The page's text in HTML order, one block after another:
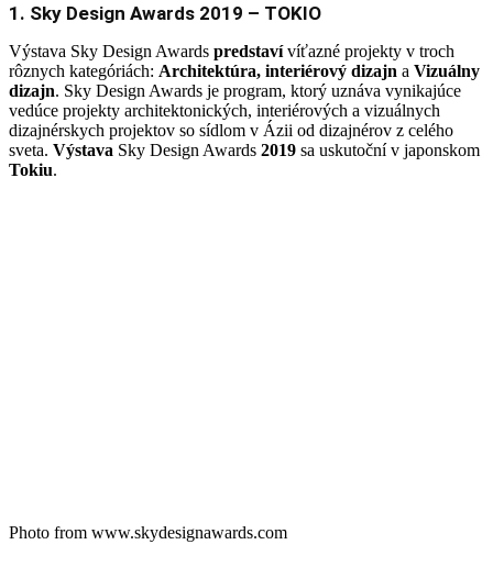
1. Sky Design Awards 2019 – TOKIO
Výstava Sky Design Awards predstavívíťazné projekty v troch
rôznych kategóriách: Architektúra, interiérový dizajn a Vizuálny
dizajn. Sky Design Awards je program, ktorý uznáva vynikajúce
vedúce projekty architektonických, interiérových a vizuálnych
dizajnérskych projektov so sídlom v Ázii od dizajnérov z celého
sveta. Výstava Sky Design Awards 2019 sa uskutoční v japonskom
Tokiu.
Photo from www.skydesignawards.com